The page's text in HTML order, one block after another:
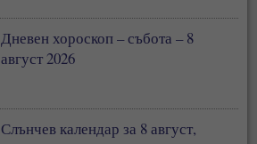
Дневен хороскоп – събота – 8
август 2026
Слънчев календар за 8 август,